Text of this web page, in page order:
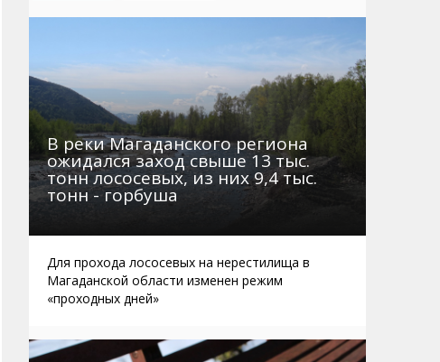
Автобусы Магадан – Аэропорт
Таблица приливов отливов
Не мусорить
Браконьеры
В реки Магаданского региона
ожидался заход свыше 13 тыс.
тонн лососевых, из них 9,4 тыс.
тонн - горбуша
Для прохода лососевых на нерестилища в
Магаданской области изменен режим
«проходных дней»